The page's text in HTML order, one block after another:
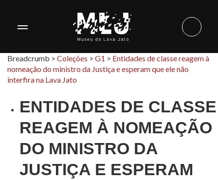
Breadcrumb > Coleções > G1 > Entidades de classe reagem à
nomeação do ministro da Justiça e esperam que ele não
interfira na Lava Jato
ENTIDADES DE CLASSE
REAGEM À NOMEAÇÃO
DO MINISTRO DA
JUSTIÇA E ESPERAM